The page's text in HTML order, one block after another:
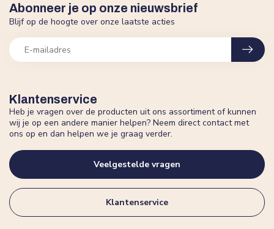
Klantenservice
Heb je vragen over de producten uit ons assortiment of kunnen
wij je op een andere manier helpen? Neem direct contact met
ons op en dan helpen we je graag verder.
Veelgestelde vragen
Klantenservice
Abonneer je op onze nieuwsbrief
Blijf op de hoogte over onze laatste acties